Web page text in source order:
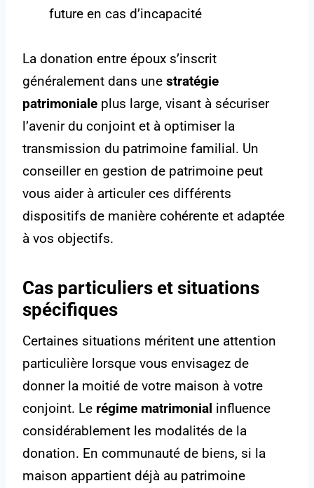
future en cas d’incapacité
La donation entre époux s’inscrit
généralement dans une stratégie
patrimoniale plus large, visant à sécuriser
l’avenir du conjoint et à optimiser la
transmission du patrimoine familial. Un
conseiller en gestion de patrimoine peut
vous aider à articuler ces différents
dispositifs de manière cohérente et adaptée
à vos objectifs.
Cas particuliers et situations
spécifiques
Certaines situations méritent une attention
particulière lorsque vous envisagez de
donner la moitié de votre maison à votre
conjoint. Le régime matrimonial influence
considérablement les modalités de la
donation. En communauté de biens, si la
maison appartient déjà au patrimoine